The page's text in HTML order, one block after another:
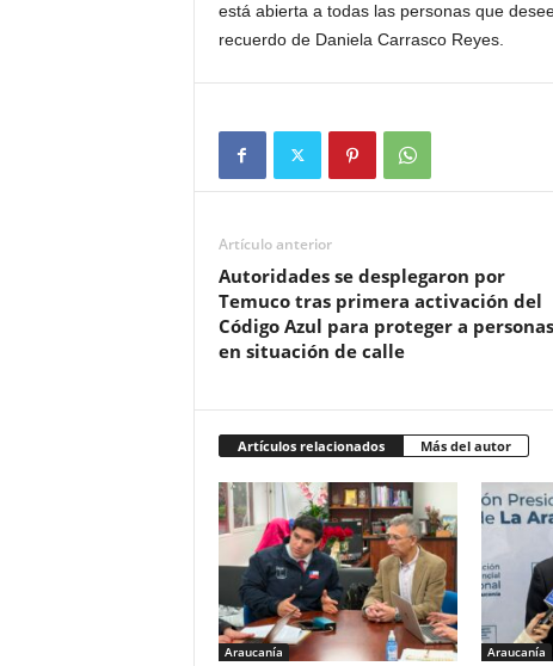
está abierta a todas las personas que
recuerdo de Daniela Carrasco Reyes.
Artículo anterior
Autoridades se desplegaron por
Temuco tras primera activación del
Código Azul para proteger a personas
en situación de calle
Artículos relacionados Más del autor
Araucanía Araucanía